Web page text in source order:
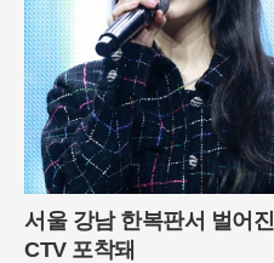
서울 강남 한복판서 벌어
CTV 포착돼